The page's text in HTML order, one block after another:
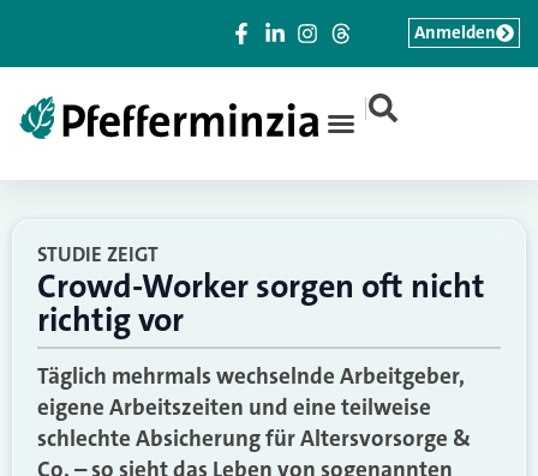
|
Anmelden
STUDIE ZEIGT
Crowd-Worker sorgen oft nicht
richtig vor
Täglich mehrmals wechselnde Arbeitgeber,
eigene Arbeitszeiten und eine teilweise
schlechte Absicherung für Altersvorsorge &
Co. – so sieht das Leben von sogenannten